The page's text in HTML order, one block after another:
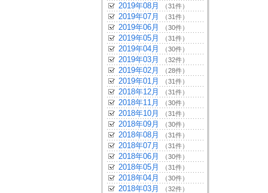
2019年08月 （31件）
2019年07月 （31件）
2019年06月 （30件）
2019年05月 （31件）
2019年04月 （30件）
2019年03月 （32件）
2019年02月 （28件）
2019年01月 （31件）
2018年12月 （31件）
2018年11月 （30件）
2018年10月 （31件）
2018年09月 （30件）
2018年08月 （31件）
2018年07月 （31件）
2018年06月 （30件）
2018年05月 （31件）
2018年04月 （30件）
2018年03月 （32件）